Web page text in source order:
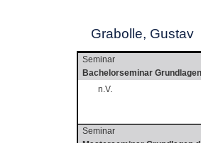
Grabolle, Gustav
Seminar
Bachelorseminar
n.V.
Seminar